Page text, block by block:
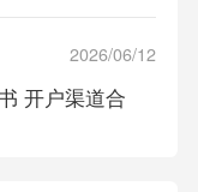
2026/06/12
开户渠道合